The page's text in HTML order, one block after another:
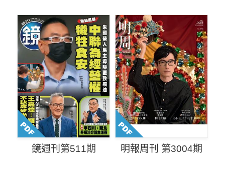
鏡週刊第511期 明報周刊 第3004期